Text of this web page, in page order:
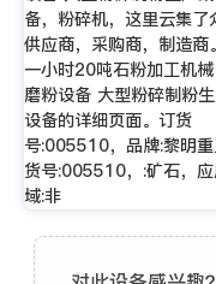
备，粉碎机，这里云集了
供应商，采购商，制造商
一小时20吨石粉加工机
磨粉设备 大型粉碎制粉
设备的详细页面。订货
号:005510，品牌:黎明重
货号:005510，:矿石，
域:非